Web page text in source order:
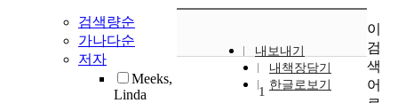
검색량순
가나다순
저자
Meeks,
Linda
내보내기
내책장담기
한글로보기
1
이
검
색
어